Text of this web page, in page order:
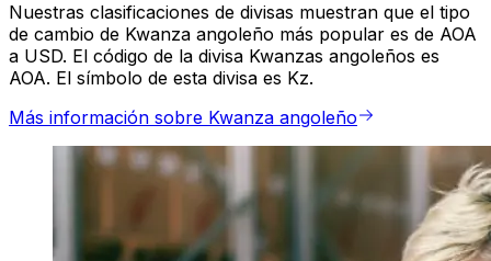
Nuestras clasificaciones de divisas muestran que el tipo
de cambio de Kwanza angoleño más popular es de AOA
a USD. El código de la divisa Kwanzas angoleños es
AOA. El símbolo de esta divisa es Kz.
Más información sobre Kwanza angoleño